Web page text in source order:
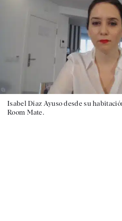
Isabel Díaz Ayuso desde su
Room Mate.